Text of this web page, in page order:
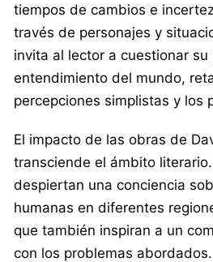
tiempos de cambios e
través de personajes y
invita al lector a cuestionar su
entendimiento del mundo,
percepciones simplistas y los
El impacto de las obras de
transciende el ámbito
despiertan una conciencia
humanas en diferentes
que también inspiran a un
con los problemas